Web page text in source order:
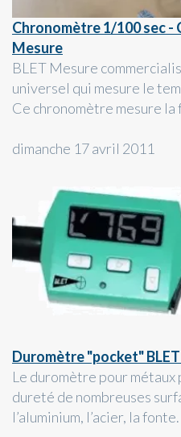
Chronomètre 1/100 sec -
Mesure
BLET Mesure
universel qui mesure le
Ce chronomètre mesure
dimanche 17 avril 2011
Duromètre "pocket"
Le duromètre pour
dureté de nombreuses
l’aluminium, l’acier, la